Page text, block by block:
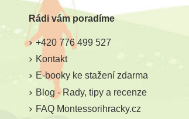
Přidat do košíku
Rádi vám poradíme
+420 776 499 527
Kontakt
E-booky ke stažení zdarma
Blog - Rady, tipy a recenze
FAQ Montessorihracky.cz